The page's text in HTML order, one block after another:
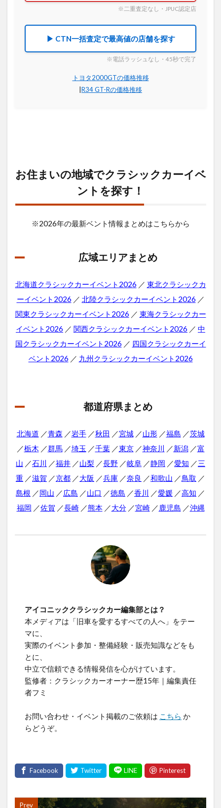
※二重査定なし・JPUC認定店
▶ CTN一括査定で最高値の店舗を探す
※電話ラッシュなし・45秒で完了
トヨタ2000GTの価格推移
R34 GT-Rの価格推移
お住まいの地域でクラシックカーイベ
ントを探す！
※2026年の最新ベント情報まとめはこちらから
広域エリアまとめ
北海道クラシックカーイベント2026 ／ 東北クラシックカ
ーイベント2026 ／ 北陸クラシックカーイベント2026 ／
関東クラシックカーイベント2026 ／ 東海クラシックカー
イベント2026 ／ 関西クラシックカーイベント2026 ／ 中
国クラシックカーイベント2026 ／ 四国クラシックカーイ
ベント2026 ／ 九州クラシックカーイベント2026
都道府県まとめ
北海道 ／青森 ／岩手／秋田 ／宮城／山形／福島 ／茨城
／栃木／群馬／埼玉 ／千葉／東京／神奈川 ／新潟／富
山 ／石川 ／福井 ／山梨 ／長野 ／岐阜 ／静岡 ／愛知 ／三
重 ／滋賀 ／京都 ／大阪 ／兵庫 ／奈良 ／和歌山 ／鳥取 ／
島根 ／岡山 ／広島 ／山口 ／徳島 ／香川 ／愛媛 ／高知 ／
福岡 ／佐賀 ／長崎／熊本／大分／宮崎／ 鹿児島 ／沖縄
アイコニッククラシックカー編集部とは？
本メディアは「旧車を愛するすべての人へ」をテー
マに、
実際のイベント参加・整備経験・販売知識などをも
とに、
中立で信頼できる情報発信を心がけています。
監修者：クラシックカーオーナー歴15年｜編集責任
者フミ
お問い合わせ・イベント掲載のご依頼は こちら か
らどうぞ。
Prev